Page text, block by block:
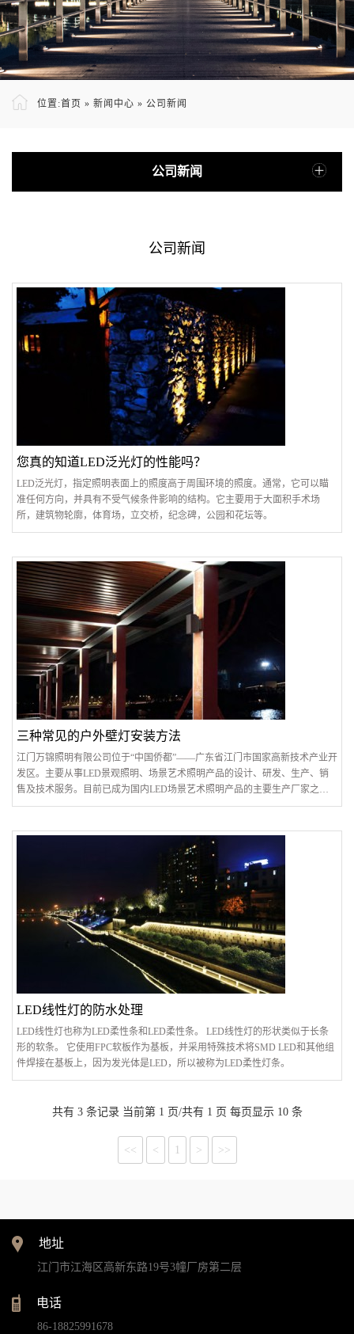
位置:首页 » 新闻中心 » 公司新闻
公司新闻
公司新闻
您真的知道LED泛光灯的性能吗？
LED泛光灯，指定照明表面上的照度高于周围环境的照度。通常，它可以瞄
准任何方向，并具有不受气候条件影响的结构。它主要用于大面积手术场
所，建筑物轮廓，体育场，立交桥，纪念碑，公园和花坛等。
三种常见的户外壁灯安装方法
江门万锦照明有限公司位于“中国侨都”——广东省江门市国家高新技术产业开
发区。主要从事LED景观照明、场景艺术照明产品的设计、研发、生产、销
售及技术服务。目前已成为国内LED场景艺术照明产品的主要生产厂家之
一，并为国内外的灯光展示照明项目提供深度设计咨询、特殊定制等相关技
LED线性灯的防水处理
LED线性灯也称为LED柔性条和LED柔性条。 LED线性灯的形状类似于长条
形的软条。 它使用FPC软板作为基板，并采用特殊技术将SMD LED和其他组
件焊接在基板上，因为发光体是LED，所以被称为LED柔性灯条。
共有 3 条记录 当前第 1 页/共有 1 页 每页显示 10 条
<< < 1 > >>
地址
江门市江海区高新东路19号3幢厂房第二层
电话
86-18825991678